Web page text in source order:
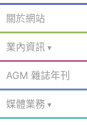
關於網站
業內資訊
AGM 雜誌年刊
媒體業務